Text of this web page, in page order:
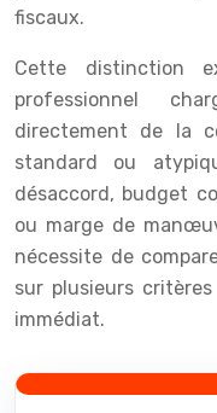
fiscaux.
Cette distinction
professionnel
directement de la
standard ou
désaccord, budget
ou marge de
nécessite de
sur plusieurs
immédiat.